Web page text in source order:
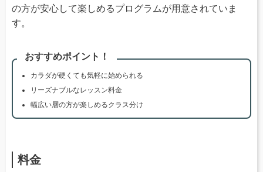
の方が安心して楽しめるプログラムが用意されていま
す。
おすすめポイント！
カラダが硬くても気軽に始められる
リーズナブルなレッスン料金
幅広い層の方が楽しめるクラス分け
料金